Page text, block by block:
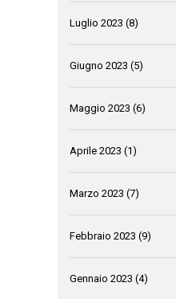
Luglio 2023 (8)
Giugno 2023 (5)
Maggio 2023 (6)
Aprile 2023 (1)
Marzo 2023 (7)
Febbraio 2023 (9)
Gennaio 2023 (4)